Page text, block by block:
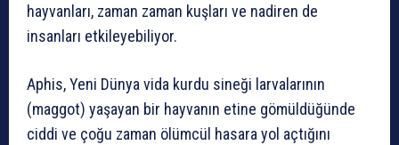
hayvanları, zaman zaman kuşları ve nadiren de
insanları etkileyebiliyor.
Aphis, Yeni Dünya vida kurdu sineği larvalarının
(maggot) yaşayan bir hayvanın etine gömüldüğünde
ciddi ve çoğu zaman ölümcül hasara yol açtığını